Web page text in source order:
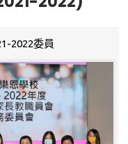
2022委員